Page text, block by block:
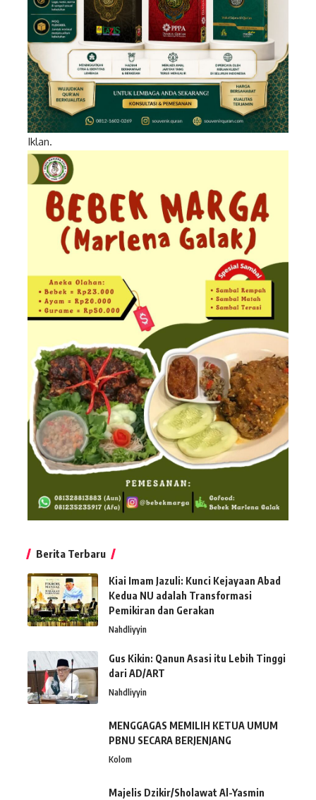
Iklan.
Berita Terbaru
Kiai Imam Jazuli: Kunci Kejayaan Abad
Kedua NU adalah Transformasi
Pemikiran dan Gerakan
Nahdliyyin
Gus Kikin: Qanun Asasi itu Lebih Tinggi
dari AD/ART
Nahdliyyin
MENGGAGAS MEMILIH KETUA UMUM
PBNU SECARA BERJENJANG
Kolom
Majelis Dzikir/Sholawat Al-Yasmin